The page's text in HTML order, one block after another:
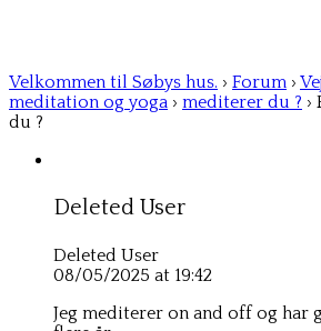
Velkommen til Søbys hus. › Forum ›
meditation og yoga › mediterer du ? ›
du ?
Deleted User
Deleted User
08/05/2025 at 19:42
Jeg mediterer on and off og har